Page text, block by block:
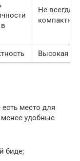
Не всегда
Высокая
место для
менее удобные
биде;